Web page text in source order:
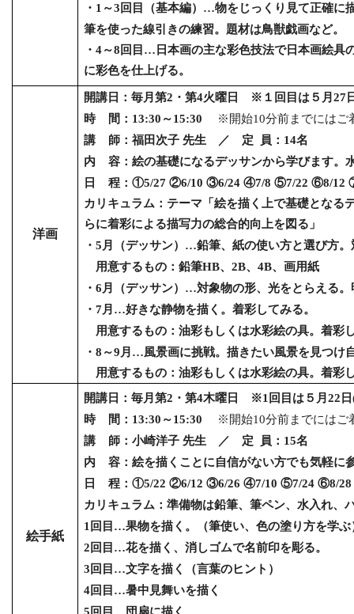
・ 1 ～3 回目（基本編）…物をじっくり見て正確に
筆を使った線引きの練習。題材は鳥獣戯画など。
・4～8 回目…日本画の主な彩色技法で日本画絵具
に彩色を仕上げる。
洋画
開講日：毎月第2 ・第4火曜日 ※１回目は５月27
時
間： 13:30 ～15:30 ※開始10分前までにはご
講
師：福田次子 先生 ／ 定 員： 14名
内
容：絵の基礎になるデッサンから学びます。
日 程：①5/27②6/10③6/24④7/8⑤7/22⑥8/12
カリキュラム：テーマ「絵を描く上で基礎となる
らに着彩による描写力の総合的向上を図る」
・5 月（デッサン）…鉛筆、紙の使い方と選び方
用意するもの：鉛筆HB、2B、4B、画用紙
・6 月（デッサン）…対象物の形、光をとらえる
・7月…好きな静物を描く。着彩してみる。
用意するもの：油彩もしくは水彩絵の具。着彩
・8 ～9 月…風景画に挑戦。描きたい風景を見つけ
用意するもの：油彩もしくは水彩絵の具。着彩
絵手紙
開講日：毎月第2 ・第4木曜日 ※1 回目は５月22 日
時
間： 13:30 ～15:30 ※開始10分前までにはご
講
師：小崎洋子 先生 ／ 定 員： 15名
内
容：絵を描くことに自信がない方でも気軽に
日 程：①5/22②6/12③6/26④7/10⑤7/24⑥8/
カリキュラム：準備物は鉛筆、筆ペン、水入れ、
1 回目…果物を描く。（筆使い、色の塗り方を学ぶ
2 回目…花を描く、消しゴムで名前印を彫る。
3 回目…文字を描く（言葉のヒント）
4回目…暑中見舞いを描く